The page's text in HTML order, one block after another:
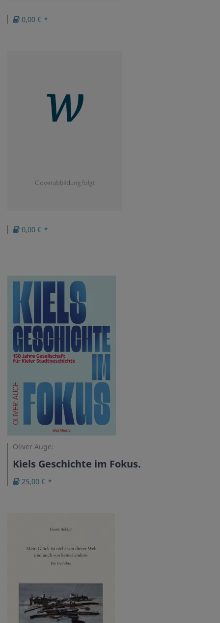
0,00 € *
0,00 € *
Oliver Auge:
Kiels Geschichte im Fokus.
25,00 € *